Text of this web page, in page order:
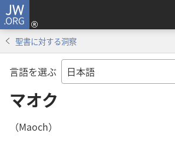
JW.ORG
聖書に対する洞察
言語を選ぶ
マオク
（Maoch）